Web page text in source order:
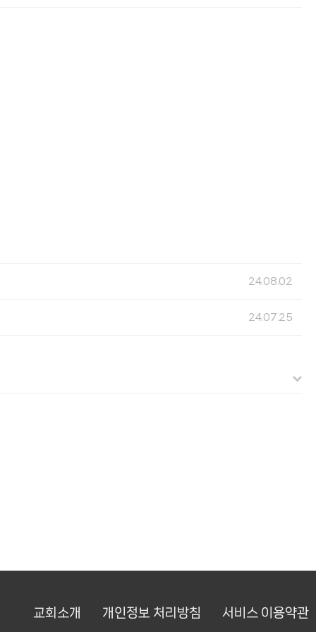
24.08.02
24.07.25
교회소개 개인정보 처리방침 서비스 이용약관